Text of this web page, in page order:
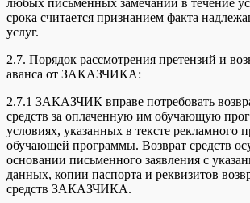
срока считается признанием факта
услуг.
2.7. Порядок рассмотрения претензий и
аванса от ЗАКАЗЧИКА:
2.7.1 ЗАКАЗЧИК вправе потребовать
средств за оплаченную им обучающую
условиях, указанных в тексте рекламного
обучающей программы. Возврат средств
основании письменного заявления с
данных, копии паспорта и реквизитов
средств ЗАКАЗЧИКА.